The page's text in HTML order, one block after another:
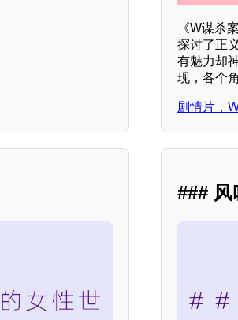
《W谋杀
探讨了正
有魅力却
现，各个
剧情片，
### 风